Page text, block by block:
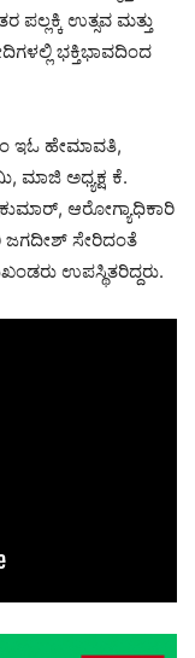
ಪಲ್ಲಕ್ಕಿ ಉತ್ಸವ ಮತ್ತು
ಭಕ್ತಿಭಾವದಿಂದ
ಇಓ ಹೇಮಾವತಿ,
ಮಾಜಿ ಅಧ್ಯಕ್ಷ ಕೆ.
ಆರೋಗ್ಯಾಧಿಕಾರಿ
ಜಗದೀಶ್ ಸೇರಿದಂತೆ
ಉಪಸ್ಥಿತರಿದ್ದರು.